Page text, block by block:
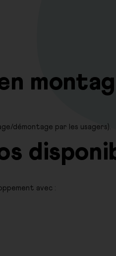
démontage par les usagers).
avec :